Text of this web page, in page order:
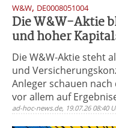
W&W, DE0008051004
Die W&W-Aktie
und hoher
Die W&W-Aktie steht
und
Anleger schauen
vor allem auf
ad-hoc-news.de, 19.07.26 08:40